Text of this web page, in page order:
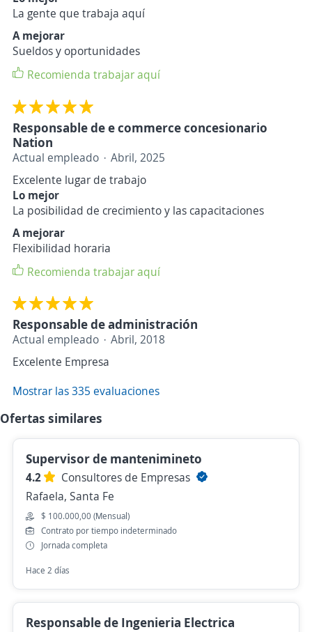
La gente que trabaja aquí
A mejorar
Sueldos y oportunidades
Recomienda trabajar aquí
Responsable de e commerce concesionario
Nation
Actual empleado
Abril, 2025
Excelente lugar de trabajo
Lo mejor
La posibilidad de crecimiento y las capacitaciones
A mejorar
Flexibilidad horaria
Recomienda trabajar aquí
Responsable de administración
Actual empleado
Abril, 2018
Excelente Empresa
Mostrar las 335 evaluaciones
Ofertas similares
Supervisor de mantenimineto
4.2
Consultores de Empresas
Rafaela, Santa Fe
$ 100.000,00 (Mensual)
Contrato por tiempo indeterminado
Jornada completa
Hace 2 días
Responsable de Ingenieria Electrica